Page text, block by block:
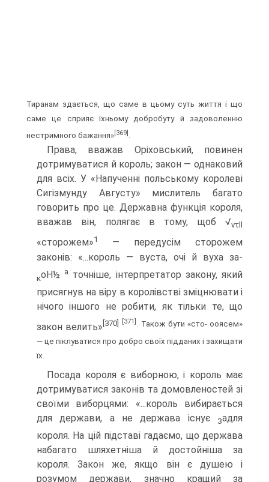
Тиранам здається, що саме в цьому суть життя і що
саме це сприяє їхньому добробуту й задоволенню
нестримного бажання»[369] .
Права, вважав Оріховський, повинен
дотримуватися й король; закон — одна­ковий
для всіх. У «Напученні польському королеві
Сигізмунду Августу» мислитель багато
говорить про це. Державна функція короля,
вважав він, полягає в тому, щоб √vτll
«сторожем»1
— передусім сторожем
законів: «...король — вуста, очі й вуха за-
κoH½ a точніше, інтерпретатор закону, який
присягнув на віру в королівстві зміц­нювати і
нічого іншого не робити, як тільки те, що
закон велить» [370] [371]
. Також бути «сто- ооясем»
— це піклуватися про добро своїх підданих і захищати
їх.
Посада короля є виборною, і король має
дотримуватися законів та домовленос­тей зі
своїми виборцями: «...король вибирається
для держави, а не держава існує
Задля
короля. На цій підставі гадаємо, що держава
набагато шляхетніша й достой­ніша за
короля. Закон же, якщо він є душею і
розумом держави, значно кращий за